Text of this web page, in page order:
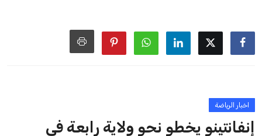
يعتمد إنفانتينو على قاعدة دعم قوية من الاتحادات القارية المختلفة،
بما في ذلك الاتحاد الأفريقي والآسيوي، بالإضافة إلى دعم غالبية
عن رفع عدد الفرق المشاركة في كأس العالم، وإطلاق بطولات دولية
جديدة تحت مظلة “فيفا”.